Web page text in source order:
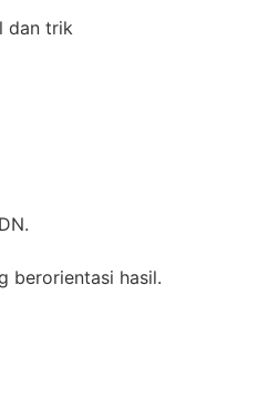
dan trik
berorientasi hasil.